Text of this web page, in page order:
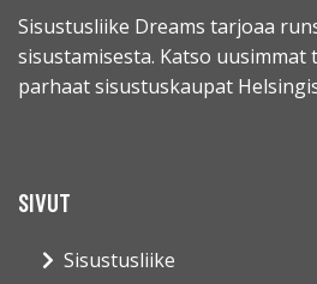
Sisustusliike Dreams tarjoaa
sisustamisesta. Katso uusimmat
parhaat sisustuskaupat
SIVUT
Sisustusliike